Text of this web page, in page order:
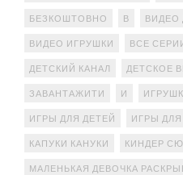
БЕЗКОШТОВНО В ВИДЕО
ВИДЕО ИГРУШКИ ВСЕ
ДЕТСКИЙ КАНАЛ ДЕТСКОЕ
ЗАВАНТАЖИТИ И
ИГРЫ ДЛЯ ДЕТЕЙ ИГРЫ
КАПУКИ КАНУКИ КИНДЕР
МАЛЕНЬКАЯ ДЕВОЧКА